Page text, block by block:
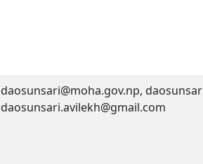
daosunsari@moha.gov.np,
daosunsari.avilekh@gmail.com